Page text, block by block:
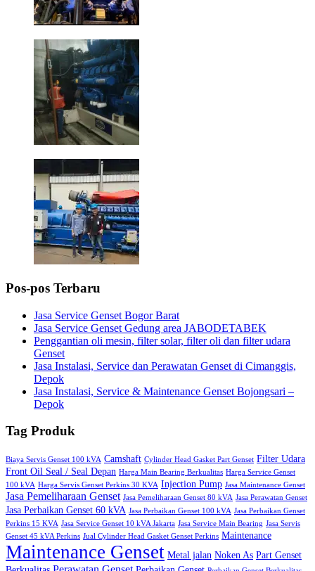
Pos-pos Terbaru
Jasa Service Genset Bogor Barat
Jasa Service Genset Gedung area JABODETABEK
Penggantian oli mesin, filter solar, filter oli dan filter udara
Genset
Jasa Instalasi, Service dan Perawatan Genset di Cimanggis,
Depok
Jasa Instalasi, Service & Maintenance Genset Bojongsari –
Depok
Tag Produk
Biaya Servis Genset 100 kVA Camshaft Cylinder Head Gasket Part Genset Filter Udara
Front Oil Seal / Seal Depan Harga Main Bearing Berkualitas Harga Service Genset
100 kVA Harga Servis Genset Perkins 30 KVA Injection Pump Jasa Maintenance Genset
Jasa Pemeliharaan Genset Jasa Pemeliharaan Genset 80 kVA Jasa Perawatan Genset
Jasa Perbaikan Genset 60 kVA Jasa Perbaikan Genset 100 kVA Jasa Perbaikan Genset
Perkins 15 KVA Jasa Service Genset 10 kVA Jakarta Jasa Service Main Bearing Jasa Servis
Genset 45 kVA Perkins Jual Cylinder Head Gasket Genset Perkins Maintenance
Maintenance Genset Metal jalan Noken As Part Genset